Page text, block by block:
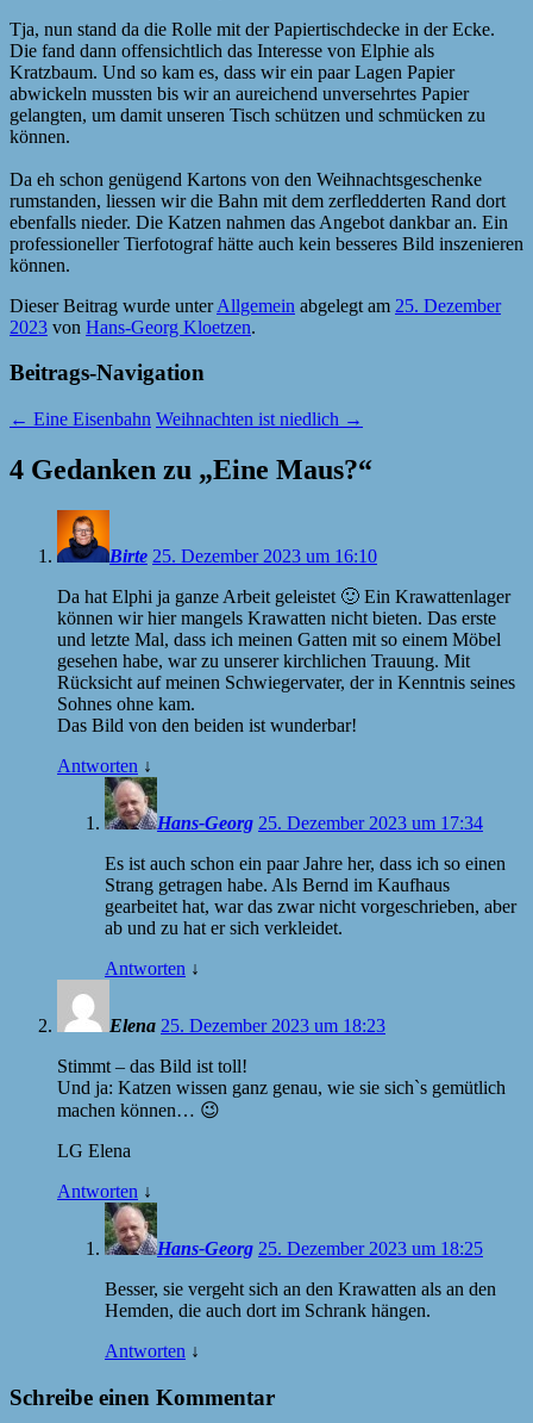
Tja, nun stand da die Rolle mit der Papiertischdecke in der Ecke.
Die fand dann offensichtlich das Interesse von Elphie als
Kratzbaum. Und so kam es, dass wir ein paar Lagen Papier
abwickeln mussten bis wir an aureichend unversehrtes Papier
gelangten, um damit unseren Tisch schützen und schmücken zu
können.
Da eh schon genügend Kartons von den Weihnachtsgeschenke
rumstanden, liessen wir die Bahn mit dem zerfledderten Rand dort
ebenfalls nieder. Die Katzen nahmen das Angebot dankbar an. Ein
professioneller Tierfotograf hätte auch kein besseres Bild inszenieren
können.
Dieser Beitrag wurde unterAllgemein abgelegt am 25. Dezember
2023 von Hans-Georg Kloetzen.
Beitrags-Navigation
← Eine Eisenbahn Weihnachten ist niedlich →
4 Gedanken zu „Eine Maus?“
Birte 25. Dezember 2023 um 16:10
Da hat Elphi ja ganze Arbeit geleistet 🙂 Ein Krawattenlager
können wir hier mangels Krawatten nicht bieten. Das erste
und letzte Mal, dass ich meinen Gatten mit so einem Möbel
gesehen habe, war zu unserer kirchlichen Trauung. Mit
Rücksicht auf meinen Schwiegervater, der in Kenntnis seines
Sohnes ohne kam.
Das Bild von den beiden ist wunderbar!
Antworten ↓
Hans-Georg 25. Dezember 2023 um 17:34
Es ist auch schon ein paar Jahre her, dass ich so einen
Strang getragen habe. Als Bernd im Kaufhaus
gearbeitet hat, war das zwar nicht vorgeschrieben, aber
ab und zu hat er sich verkleidet.
Antworten ↓
Elena 25. Dezember 2023 um 18:23
Stimmt – das Bild ist toll!
Und ja: Katzen wissen ganz genau, wie sie sich`s gemütlich
machen können… 😉
LG Elena
Antworten ↓
Hans-Georg 25. Dezember 2023 um 18:25
Besser, sie vergeht sich an den Krawatten als an den
Hemden, die auch dort im Schrank hängen.
Antworten ↓
Schreibe einen Kommentar